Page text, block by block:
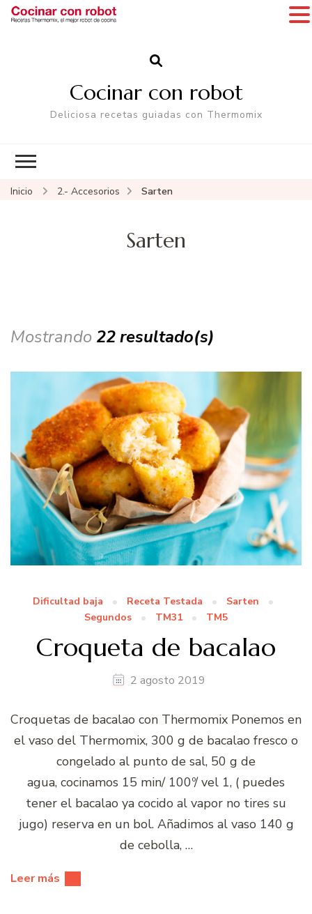
Cocinar con robot
Deliciosa recetas guiadas con Thermomix
Inicio 2.- Accesorios Sarten
Sarten
Mostrando 22 resultado(s)
Dificultad baja Receta Testada
Sarten
Segundos
TM31 TM5
Croqueta de bacalao
2 agosto 2019
Croquetas de bacalao con Thermomix Ponemos en
el vaso del Thermomix, 300 g de bacalao fresco o
congelado al punto de sal, 50 g de
agua, cocinamos 15 min/ 100º/ vel 1, ( puedes
tener el bacalao ya cocido al vapor no tires su
jugo) reserva en un bol. Añadimos al vaso 140 g
de cebolla, …
Leer más